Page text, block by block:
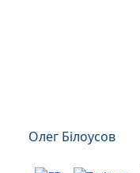
Олег Білоусов